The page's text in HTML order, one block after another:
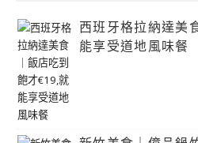
西班牙格拉納達美
能享受道地風味餐